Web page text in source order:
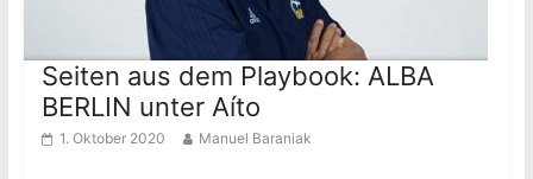
Seiten aus dem Playbook: ALBA
BERLIN unter Aíto
1. Oktober 2020 Manuel Baraniak